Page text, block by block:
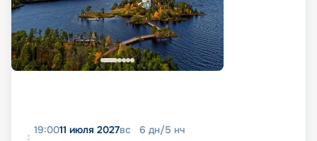
19:0011 июля 2027вс 6 дн/5 нч